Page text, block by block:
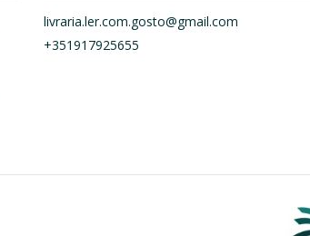
livraria.ler.com.gosto@gmail.com
+351917925655